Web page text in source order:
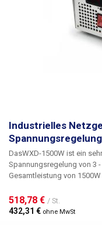
das Netzteil häufig
Industrielles
DasWXD-1500W ist ein
Spannungsregelung von 3 -
Gesamtleistung von 1500W
Ausgangsspannung und
die Stromaufnahme
Das Display zeigt die
518,78 € / St.
432,31 € ohne MwSt